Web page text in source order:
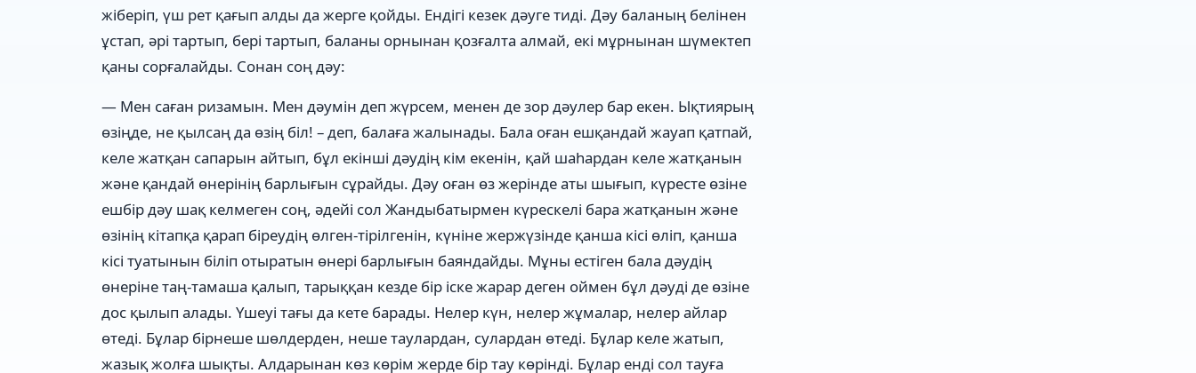
жіберіп, үш рет қағып алды да жерге қойды. Ендігі кезек дәуге тиді. Дәу баланың белінен
ұстап, әрі тартып, бері тартып, баланы орнынан қозғалта алмай, екі мұрнынан шүмектеп
қаны сорғалайды. Сонан соң дәу:
— Мен саған ризамын. Мен дәумін деп жүрсем, менен де зор дәулер бар екен. Ықтиярың
өзіңде, не қылсаң да өзің біл! – деп, балаға жалынады. Бала оған ешқандай жауап қатпай,
келе жатқан сапарын айтып, бұл екінші дәудің кім екенін, қай шаһардан келе жатқанын
және қандай өнерінің барлығын сұрайды. Дәу оған өз жерінде аты шығып, күресте өзіне
ешбір дәу шақ келмеген соң, әдейі сол Жандыбатырмен күрескелі бара жатқанын және
өзінің кітапқа қарап біреудің өлген-тірілгенін, күніне жержүзінде қанша кісі өліп, қанша
кісі туатынын біліп отыратын өнері барлығын баяндайды. Мұны естіген бала дәудің
өнеріне таң-тамаша қалып, тарыққан кезде бір іске жарар деген оймен бұл дәуді де өзіне
дос қылып алады. Үшеуі тағы да кете барады. Нелер күн, нелер жұмалар, нелер айлар
өтеді. Бұлар бірнеше шөлдерден, неше таулардан, сулардан өтеді. Бұлар келе жатып,
жазық жолға шықты. Алдарынан көз көрім жерде бір тау көрінді. Бұлар енді сол тауға